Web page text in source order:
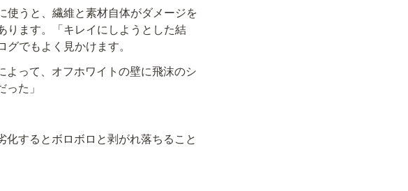
うと、繊維と素材自体がダメージを
ります。「キレイにしようとした結
でもよく見かけます。
よって、オフホワイトの壁に飛沫のシ
た」
化するとボロボロと剥がれ落ちること